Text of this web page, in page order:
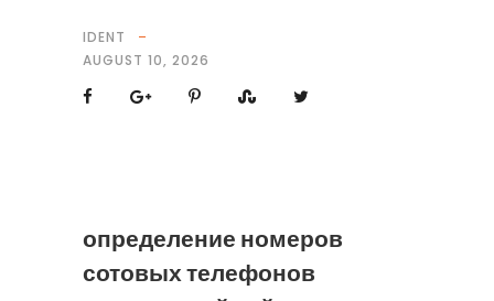
IDENT
AUGUST 10, 2026
определение номеров
сотовых телефонов